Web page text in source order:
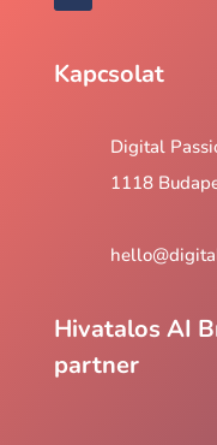
Kapcsolat
Digital
1118
Hivatalos AI
partner